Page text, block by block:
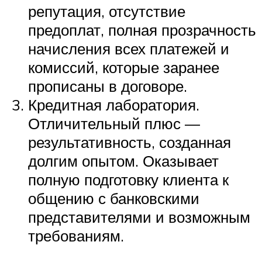
репутация, отсутствие
предоплат, полная прозрачность
начисления всех платежей и
комиссий, которые заранее
прописаны в договоре.
Кредитная лаборатория.
Отличительный плюс —
результативность, созданная
долгим опытом. Оказывает
полную подготовку клиента к
общению с банковскими
представителями и возможным
требованиям.